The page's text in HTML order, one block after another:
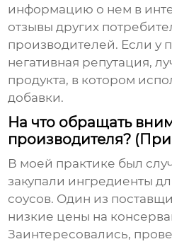
информацию о нем в
отзывы других
производителей. Если у
негативная репутация,
продукта, в котором
добавки.
На что обращать
производителя?
В моей практике был
закупали ингредиенты
соусов. Один из
низкие цены на
Заинтересовались,